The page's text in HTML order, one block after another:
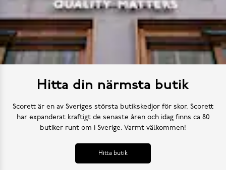
Hitta din närmsta butik
Scorett är en av Sveriges största butikskedjor för skor. Scorett
har expanderat kraftigt de senaste åren och idag finns ca 80
butiker runt om i Sverige. Varmt välkommen!
Hitta butik